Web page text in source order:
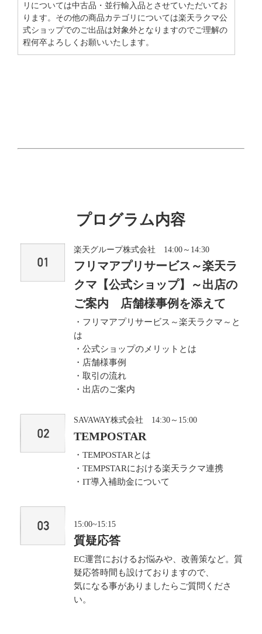
リについては中古品・並行輸入品とさせていただいてお
ります。その他の商品カテゴリについては楽天ラクマ公
式ショップでのご出品は対象外となりますのでご理解の
程何卒よろしくお願いいたします。
プログラム内容
楽天グループ株式会社 14:00～14:30
フリマアプリサービス～楽天ラ
クマ【公式ショップ】～出店の
ご案内 店舗様事例を添えて
・フリマアプリサービス～楽天ラクマ～と
は
・公式ショップのメリットとは
・店舗様事例
・取引の流れ
・出店のご案内
SAVAWAY株式会社 14:30～15:00
TEMPOSTAR
・TEMPOSTARとは
・TEMPSTARにおける楽天ラクマ連携
・IT導入補助金について
15:00~15:15
質疑応答
EC運営におけるお悩みや、改善策など。質
疑応答時間も設けておりますので、
気になる事がありましたらご質問くださ
い。